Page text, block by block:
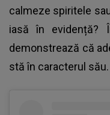
calmeze spiritele
iasă în evidență?
demonstrează că
stă în caracterul său.